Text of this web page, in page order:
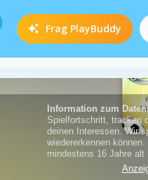
Frag PlayBuddy